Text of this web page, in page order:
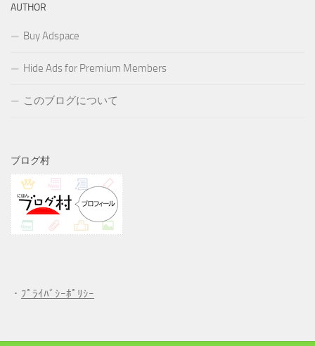
AUTHOR
Buy Adspace
Hide Ads for Premium Members
このブログについて
ブログ村
・ ﾌﾟﾗｲﾊﾞｼｰﾎﾟﾘｼｰ